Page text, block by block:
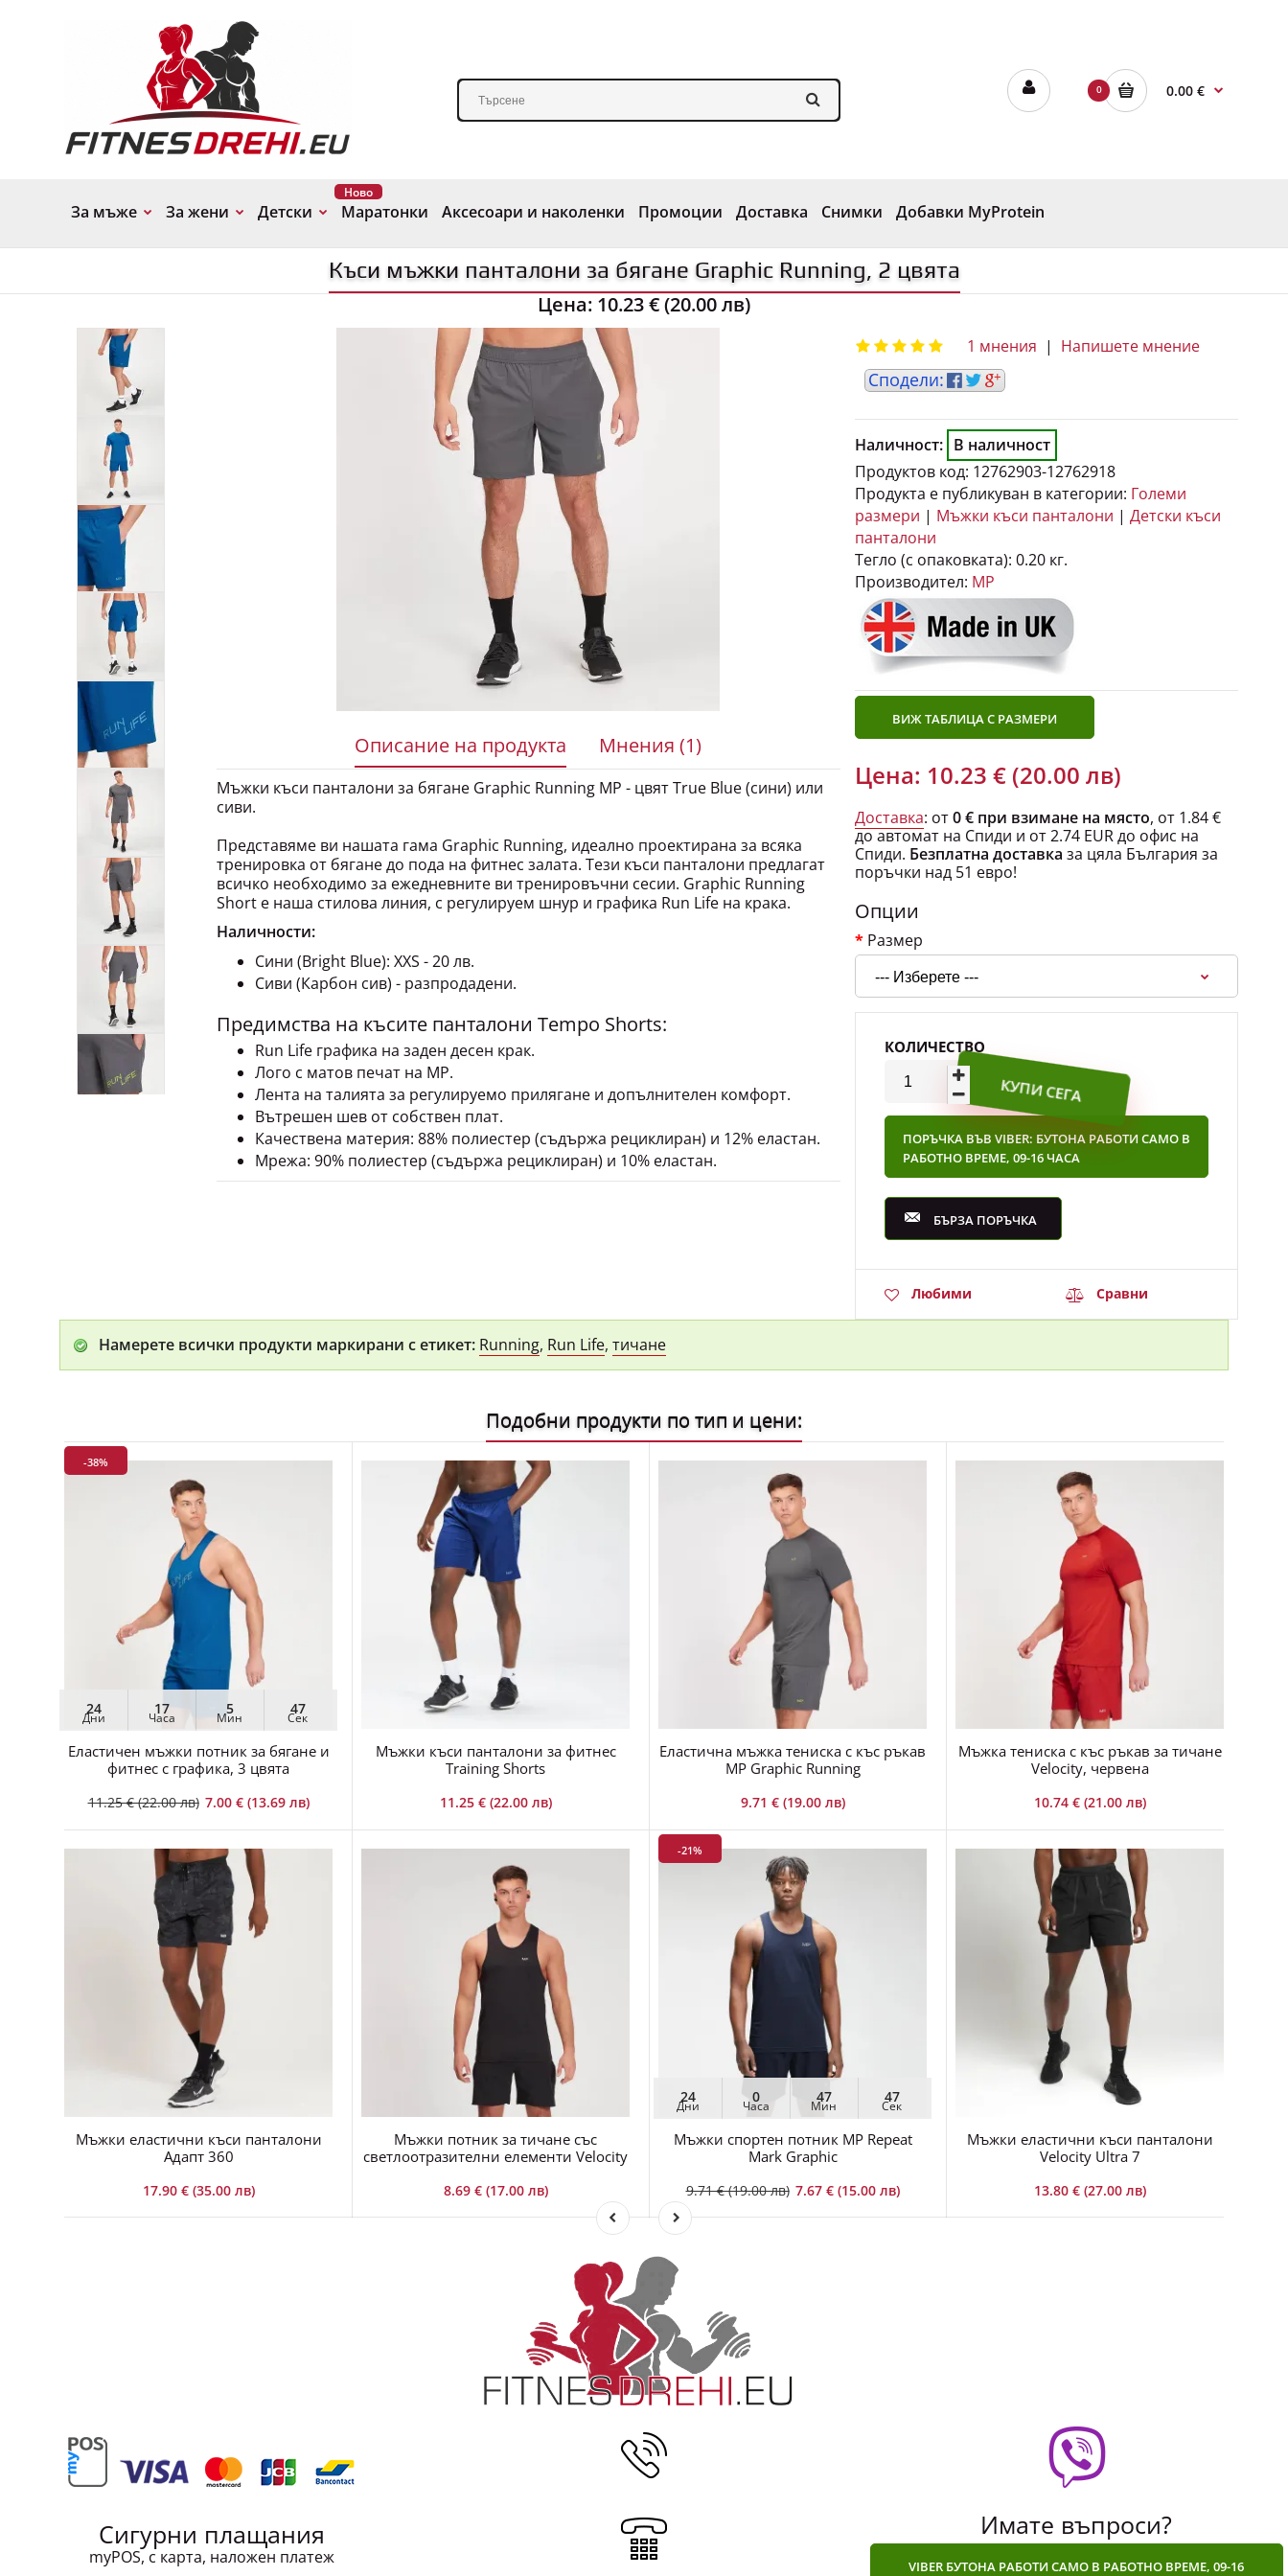
0 0.00 €
За мъже За жени Детски Маратонки
Ново
Аксесоари и наколенки Промоции Доставка Снимки Добавки MyProtein
Къси мъжки панталони за бягане Graphic Running, 2 цвята
Цена: 10.23 € (20.00 лв)
Описание на продукта Мнения (1)
Мъжки къси панталони за бягане Graphic Running MP - цвят True Blue (сини) или
сиви.
Представяме ви нашата гама Graphic Running, идеално проектирана за всяка
тренировка от бягане до пода на фитнес залата. Тези къси панталони предлагат
всичко необходимо за ежедневните ви тренировъчни сесии. Graphic Running
Short е наша стилова линия, с регулируем шнур и графика Run Life на крака.
Наличности:
Сини (Bright Blue): XXS - 20 лв.
Сиви (Карбон сив) - разпродадени.
Предимства на късите панталони Tempo Shorts:
Run Life графика на заден десен крак.
Лого с матов печат на MP.
Лента на талията за регулируемо прилягане и допълнителен комфорт.
Вътрешен шев от собствен плат.
Качествена материя: 88% полиестер (съдържа рециклиран) и 12% еластан.
Мрежа: 90% полиестер (съдържа рециклиран) и 10% еластан.
1 мнения | Напишете мнение
Наличност: В наличност
Продуктов код: 12762903-12762918
Продукта е публикуван в категории: Големи
размери | Мъжки къси панталони | Детски къси
панталони
Тегло (с опаковката): 0.20 кг.
Производител: MP
ВИЖ ТАБЛИЦА С РАЗМЕРИ
Цена: 10.23 € (20.00 лв)
Доставка: от0 € при взимане на място, от 1.84 €
до автомат на Спиди и от 2.74 EUR до офис на
Спиди. Безплатна доставка за цяла България за
поръчки над 51 евро!
Опции
Размер
КОЛИЧЕСТВО
ПОРЪЧКА ВЪВ VIBER: БУТОНА РАБОТИ САМО В
РАБОТНО ВРЕМЕ, 09-16 ЧАСА
БЪРЗА ПОРЪЧКА
Любими Сравни
Намерете всички продукти маркирани с етикет: Running, Run Life, тичане
Подобни продукти по тип и цени:
-38%
24
Дни
17
Часа
5
Мин
47
Сек
Еластичен мъжки потник за бягане и
фитнес с графика, 3 цвята
11.25 € (22.00 лв) 7.00 € (13.69 лв)
Мъжки къси панталони за фитнес
Training Shorts
11.25 € (22.00 лв)
Еластична мъжка тениска с къс ръкав
MP Graphic Running
9.71 € (19.00 лв)
Мъжка тениска с къс ръкав за тичане
Velocity, червена
10.74 € (21.00 лв)
Мъжки еластични къси панталони
Адапт 360
17.90 € (35.00 лв)
Мъжки потник за тичане със
светлоотразителни елементи Velocity
8.69 € (17.00 лв)
-21%
24
Дни
0
Часа
47
Мин
47
Сек
Мъжки спортен потник MP Repeat
Mark Graphic
9.71 € (19.00 лв) 7.67 € (15.00 лв)
Мъжки еластични къси панталони
Velocity Ultra 7
13.80 € (27.00 лв)
Сигурни плащания
myPOS, с карта, наложен платеж
Имате въпроси?
VIBER БУТОНА РАБОТИ САМО В РАБОТНО ВРЕМЕ, 09-16